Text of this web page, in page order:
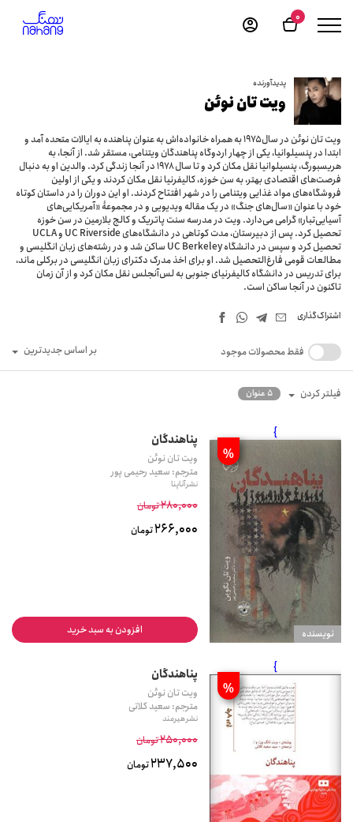
0
پدیدآورنده
ویت تان نوئن
ویت تان نوئن در سال ۱۹۷۵ به همراه خانواده‌اش به عنوان پناهنده به ایالات متحده آمد و
ابتدا در پنسیلوانیا، یکی از چهار اردوگاه پناهندگان ویتنامی، مستقر شد. از آنجا، به
هریسبورگ، پنسیلوانیا نقل مکان کرد و تا سال ۱۹۷۸ در آنجا زندگی کرد. والدین او به دنبال
فرصت‌های اقتصادی بهتر، به سن خوزه، کالیفرنیا نقل مکان کردند و یکی از اولین
فروشگاه‌های مواد غذایی ویتنامی را در شهر افتتاح کردند. او این دوران را در داستان کوتاه
خود با عنوان «سال‌های جنگ» در یک مقاله ویدیویی و در مجموعۀ «آمریکایی‌های
آسیایی‌تبار» گرامی می‌دارد. ویت در مدرسه سنت پاتریک و کالج بلارمین در سن خوزه
تحصیل کرد. پس از دبیرستان، مدت کوتاهی در دانشگاه‌های UC Riverside و UCLA
تحصیل کرد و سپس در دانشگاه UC Berkeley ساکن شد و در رشته‌های زبان انگلیسی و
مطالعات قومی فارغ‌التحصیل شد. او برای اخذ مدرک دکترای زبان انگلیسی در برکلی ماند،
برای تدریس در دانشگاه کالیفرنیای جنوبی به لس‌آنجلس نقل مکان کرد و از آن زمان
تاکنون در آنجا ساکن است.
اشتراک‌گذاری
فقط محصولات موجود بر اساس جدیدترین
فیلتر کردن 5 عنوان
نويسنده
}
%
پناهندگان
ویت تان نوئن
مترجم: سعید رحیمی پور
نشر آناپنا
280,000تومان
266,000تومان
افزودن به سبد خرید
}
%
پناهندگان
ویت تان نوئن
مترجم: سعید کلاتی
نشر هیرمند
250,000تومان
237,500تومان